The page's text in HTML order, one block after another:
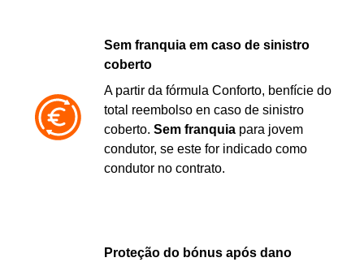
Sem franquia em caso de sinistro
coberto
A partir da fórmula Conforto, benfície do
total reembolso en caso de sinistro
coberto. Sem franquia para jovem
condutor, se este for indicado como
condutor no contrato.
Proteção do bónus após dano